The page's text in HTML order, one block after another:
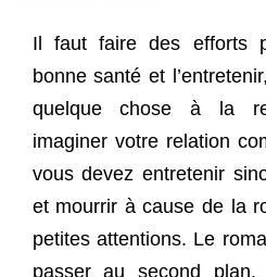
Il faut faire des efforts
bonne santé et
quelque chose à la
imaginer votre relation
vous devez entretenir
et mourrir à cause de la
petites attentions. Le
passer au second